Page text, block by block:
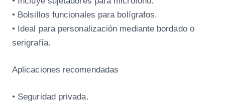
• Bolsillos funcionales para bolígrafos.
• Ideal para personalización mediante bordado o
serigrafía.
Aplicaciones recomendadas
• Seguridad privada.